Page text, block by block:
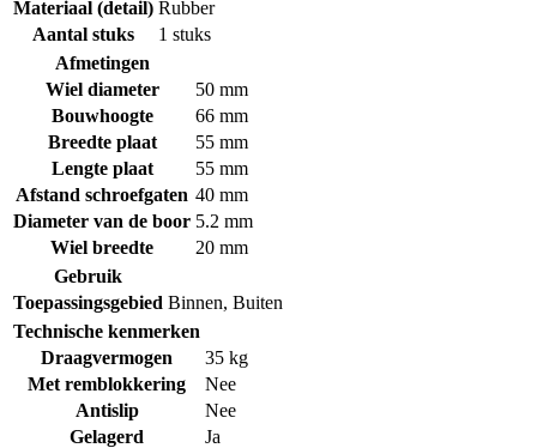
Materiaal (detail) Rubber
Aantal stuks
1 stuks
Afmetingen
Wiel diameter
50 mm
Bouwhoogte
66 mm
Breedte plaat
55 mm
Lengte plaat
55 mm
Afstand schroefgaten 40 mm
Diameter van de boor 5.2 mm
Wiel breedte
20 mm
Gebruik
Toepassingsgebied Binnen, Buiten
Technische kenmerken
Draagvermogen
35 kg
Met remblokkering
Nee
Antislip
Nee
Gelagerd
Ja